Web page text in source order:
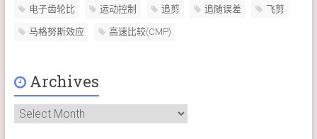
电子齿轮比 运动控制 追剪 追随误差 飞剪
马格努斯效应 高速比较(CMP)
Archives
Archives